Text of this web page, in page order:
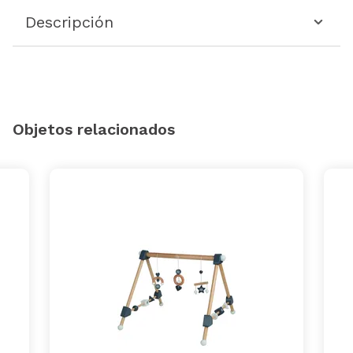
Descripción
Objetos relacionados